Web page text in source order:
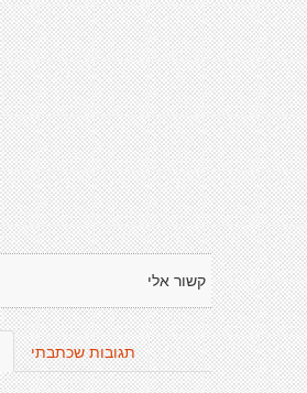
קשור אלי
תגובות שכתבתי